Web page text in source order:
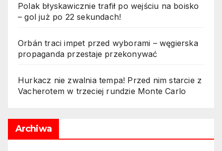
Polak błyskawicznie trafił po wejściu na boisko
– gol już po 22 sekundach!
Orbán traci impet przed wyborami – węgierska
propaganda przestaje przekonywać
Hurkacz nie zwalnia tempa! Przed nim starcie z
Vacherotem w trzeciej rundzie Monte Carlo
Archiwa